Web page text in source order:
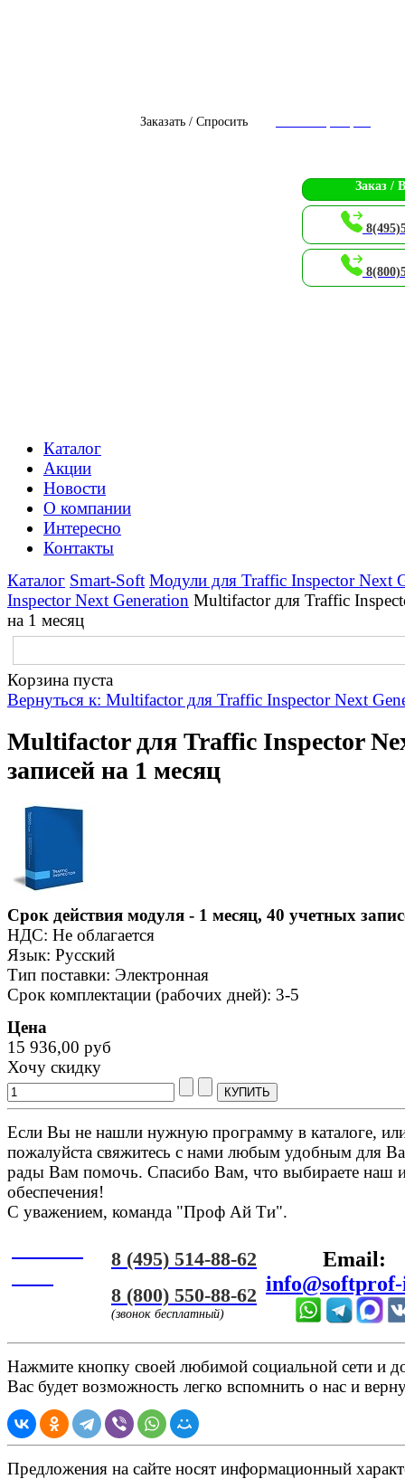
Заказать / Спросить
Заказ /
Каталог
Акции
Новости
О компании
Интересно
Контакты
Каталог Smart-Soft Модули для Traffic Inspector Next
Inspector Next Generation Multifactor для Traffic
на 1 месяц
Корзина пуста
Вернуться к: Multifactor для Traffic Inspector Next
Multifactor для Traffic Inspector
записей на 1 месяц
Срок действия модуля - 1 месяц, 40 учетных
НДС: Не облагается
Язык: Русский
Тип поставки: Электронная
Срок комплектации (рабочих дней): 3-5
Цена
15 936,00 руб
Хочу скидку
Если Вы не нашли нужную программу в каталоге,
пожалуйста свяжитесь с нами любым удобным для
рады Вам помочь. Спасибо Вам, что выбираете наш
обеспечения!
С уважением, команда "Проф Ай Ти".
8 (495) 514-88-62
8 (800) 550-88-62
(звонок бесплатный)
Email:
Нажмите кнопку своей любимой социальной сети и
Вас будет возможность легко вспомнить о нас и
Предложения на сайте носят информационный